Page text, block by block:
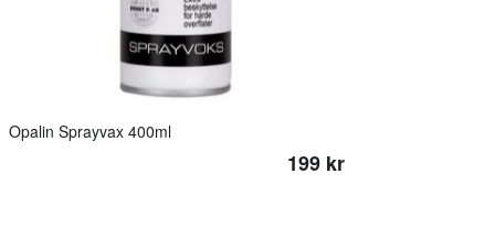
Opalin Sprayvax 400ml
199 kr